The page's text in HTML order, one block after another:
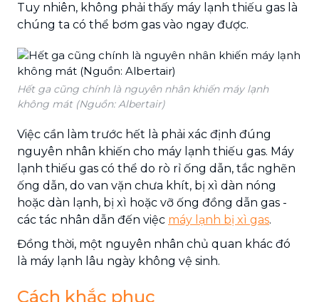
Tuy nhiên, không phải thấy máy lạnh thiếu gas là
chúng ta có thể bơm gas vào ngay được.
Hết ga cũng chính là nguyên nhân khiến máy lạnh
không mát (Nguồn: Albertair)
Việc cần làm trước hết là phải xác định đúng
nguyên nhân khiến cho máy lạnh thiếu gas. Máy
lạnh thiếu gas có thể do rò rỉ ống dẫn, tắc nghẽn
ống dẫn, do van vặn chưa khít, bị xì dàn nóng
hoặc dàn lạnh, bị xì hoặc vỡ ống đồng dẫn gas -
các tác nhân dẫn đến việc máy lạnh bị xì gas.
Đồng thời, một nguyên nhân chủ quan khác đó
là máy lạnh lâu ngày không vệ sinh.
Cách khắc phục